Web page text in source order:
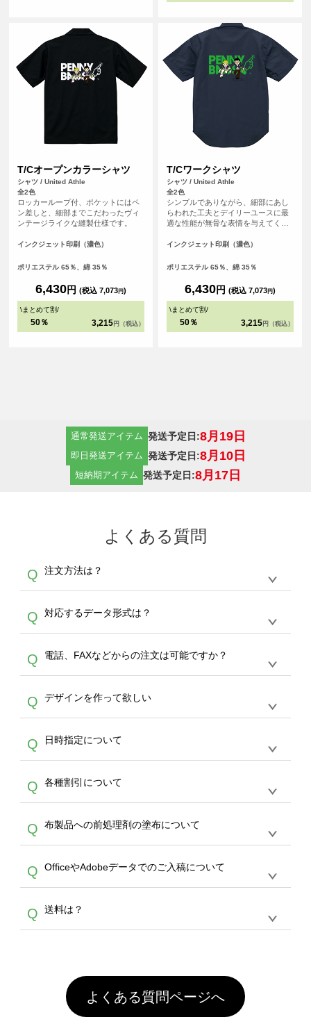
T/Cオープンカラーシャツ
シャツ / United Athle
全2色
ロッカーループ付、ポケットにはペ
ン差しと、細部までこだわったヴィ
ンテージライクな縫製仕様です。
インクジェット印刷（濃色）
ポリエステル 65％、綿 35％
6,430円 (税込 7,073円)
\まとめて割/
50％ 3,215 円（税込）
T/Cワークシャツ
シャツ / United Athle
全2色
シンプルでありながら、細部にあし
らわれた工夫とデイリーユースに最
適な性能が無骨な表情を与えてくれ
インクジェット印刷（濃色）
ポリエステル 65％、綿 35％
6,430円 (税込 7,073円)
\まとめて割/
50％ 3,215 円（税込）
通常発送アイテム 発送予定日:8月19日
即日発送アイテム 発送予定日:8月10日
短納期アイテム 発送予定日:8月17日
よくある質問
Q 注文方法は？
A
生産にて承っております。デザインツールから
デザインの作成から決済まで完了できます。
30枚以上やシルク印刷など、大口注文の場合
は、サポートが担当するエコバッグコンシェル
やタンブラーコンシェルをご利用ください。製
作する数量が多ければ多いほど、オンデマンド
サービスよりも低価格で製作することが可能で
す。
Q 対応するデータ形式は？
A
ドできるデータ形式は、JPG / PNG / AI / PSD /
PDF 形式になります。データの最大サイズ
写真などもアップロード可能です。使用できな
い画像はエラーになります。（※ Illustratorか
らの直接入稿には対応していません。AIで保存
し、デザインツールからアップロードして下さ
い）
Q 電話、FAXなどからの注文は可能ですか？
A
文のみ受け付けております。30個以上のご製
作をお考えの方は、サポートが担当するエコバ
スをご利用頂ければ、電話やFAX、メールなど
でご注文が可能です。
Q デザインを作って欲しい
A
を作って欲しい。などの場合は、製作数量が
30個以上であれば、サポート担当が、デザイ
バッグコンシェル
サー
ビスをご利用ください。(※ 30個以下の場合
は、デザインツールをご利用ください)
Q 日時指定について
A
ん。発送後18時以降に配送業者・伝票番号を
メールでお知らせいたしますので、直接配送業
者にご連絡いただき調整をお願い致します。
Q 各種割引について
A
カート内で自動的に割引(最大50%)が適用され
ます。 【付与ポイント】購入金額の1％が1ポ
イントとして付与され、次回ご注文時に1ポイ
ント＝1円としてお使いいただけます。ポイン
トは発送完了の翌日に付与され、次回ご注文時
からご利用頂けます。ポイントの有効期限は一
年間です。【会員ランク】過去10カ月のご注
文回数により会員ランク割引(最大5%)が適用
頂いても、ログインがされていなければ、ラン
クにカウントがされません。
Q 布製品への前処理剤の塗布について
A
意点（前処理剤）】カラー生地（Tシャツのホ
ワイト、トートバッグのナチュラル、ホワイト
といって、プリントを定着させるための処理剤
を塗布しており、短納期・低価格で商品をお届
害な性質で、水洗いで落とすことが可能です。
お手数ですが、お客様ご自身にて着用前に落と
していただけますようお願いいたします。※1
通常注文・直送機能でのご注文に関わらず、前
Q OfficeやAdobeデータでのご入稿について
A
ません。いずれのデータも該当デザインのみ画
像(JPEG,PNG,GIF,PDF)に変換、またはAdobe
Q 送料は？
引」などによるお値引きで4,000円未満になる
場合は送料がかかりますので、ご注意くださ
い。
よくある質問ページへ